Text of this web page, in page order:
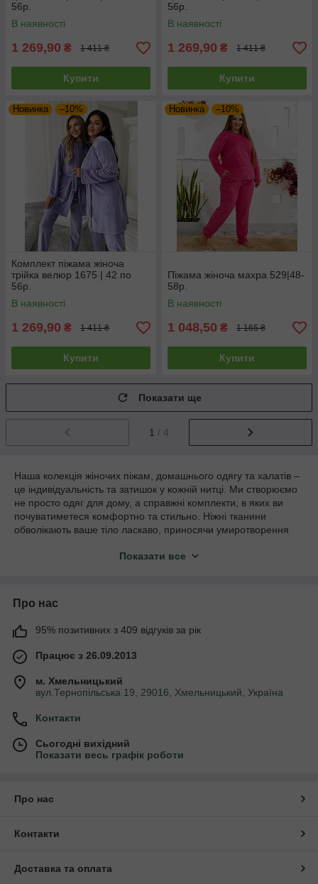
56р.
В наявності
1 269,90 ₴ 1 411 ₴
Купити
56р.
В наявності
1 269,90 ₴ 1 411 ₴
Купити
Новинка –10%
Комплект піжама жіноча
трійка велюр 1675 | 42 по
56р.
В наявності
1 269,90 ₴ 1 411 ₴
Купити
Новинка –10%
Піжама жіноча махра 529|48-
58р.
В наявності
1 048,50 ₴ 1 165 ₴
Купити
Показати ще
1 / 4
Наша колекція жіночих піжам, домашнього одягу та халатів –
це індивідуальність та затишок у кожній нитці. Ми створюємо
не просто одяг для дому, а справжні комплекти, в яких ви
почуватиметеся комфортно та стильно. Ніжні тканини
обволікають ваше тіло ласкаво, приносячи умиротворення
виражати свою унікальність навіть у домашній обстановці.
ідеальне рішення для вас. Пориньте у світ затишку та стилю з
нашими жіночими піжамами, домашнім одягом та халатами,
де кожен елемент говорить про вашу неповторну
індивідуальність
Піжама жіноча
Нічна сорочка жіноча
Пеньюар жіночий
тепла піжама жіноча
Домашній одяг жіночий
Показати все
Про нас
95% позитивних з 409 відгуків за рік
Працює з 26.09.2013
м. Хмельницький
вул.Тернопільська 19, 29016, Хмельницький, Україна
Контакти
Сьогодні вихідний
Показати весь графік роботи
Про нас
Контакти
Доставка та оплата